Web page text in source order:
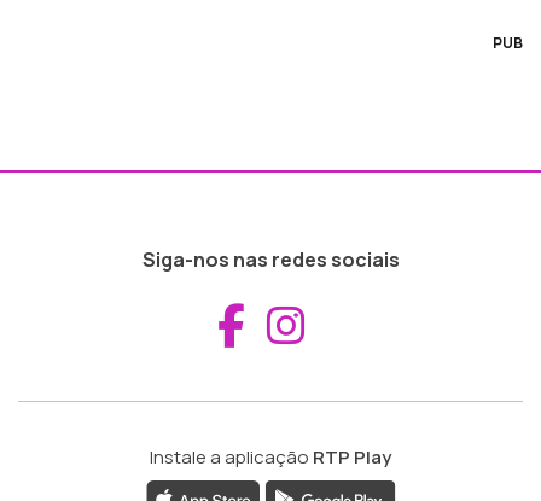
PUB
Siga-nos nas redes sociais
Aceder ao
Instale a aplicação RTP Play